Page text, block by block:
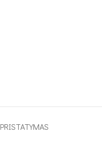
PRISTATYMAS